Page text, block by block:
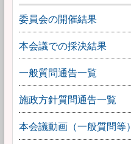
委員会の開催結果
本会議での採決結果
一般質問通告一覧
施政方針質問通告一覧
本会議動画（一般質問等）